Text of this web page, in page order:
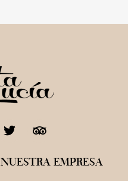
NUESTRA EMPRESA